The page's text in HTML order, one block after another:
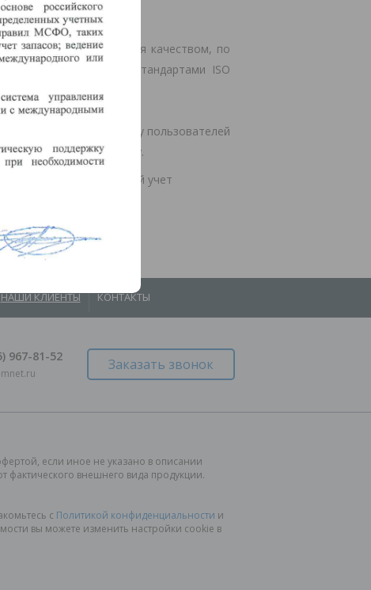
и система управления качеством, по
с международными стандартами ISO
поддержку пользователей
систему.
и налоговый учет
НАШИ КЛИЕНТЫ КОНТАКТЫ
967-81-52 Заказать звонок
если иное не указано в описании
фактического внешнего вида продукции.
с Политикой конфиденциальности и
вы можете изменить настройки cookie в